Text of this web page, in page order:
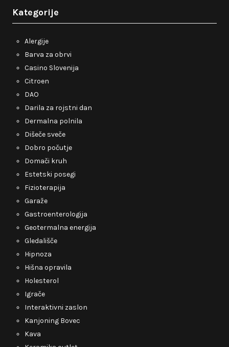
Kategorije
Alergije
Barva za obrvi
Casino Slovenija
Citroen
DAO
Darila za rojstni dan
Dermalna polnila
Dišeče sveče
Dobro počutje
Domači kruh
Estetski posegi
Fizioterapija
Garaže
Gastroenterologija
Geotermalna energija
Gledališče
Hipnoza
Hišna opravila
Holesterol
Igrače
Interaktivni zaslon
Kanjoning Bovec
Kava